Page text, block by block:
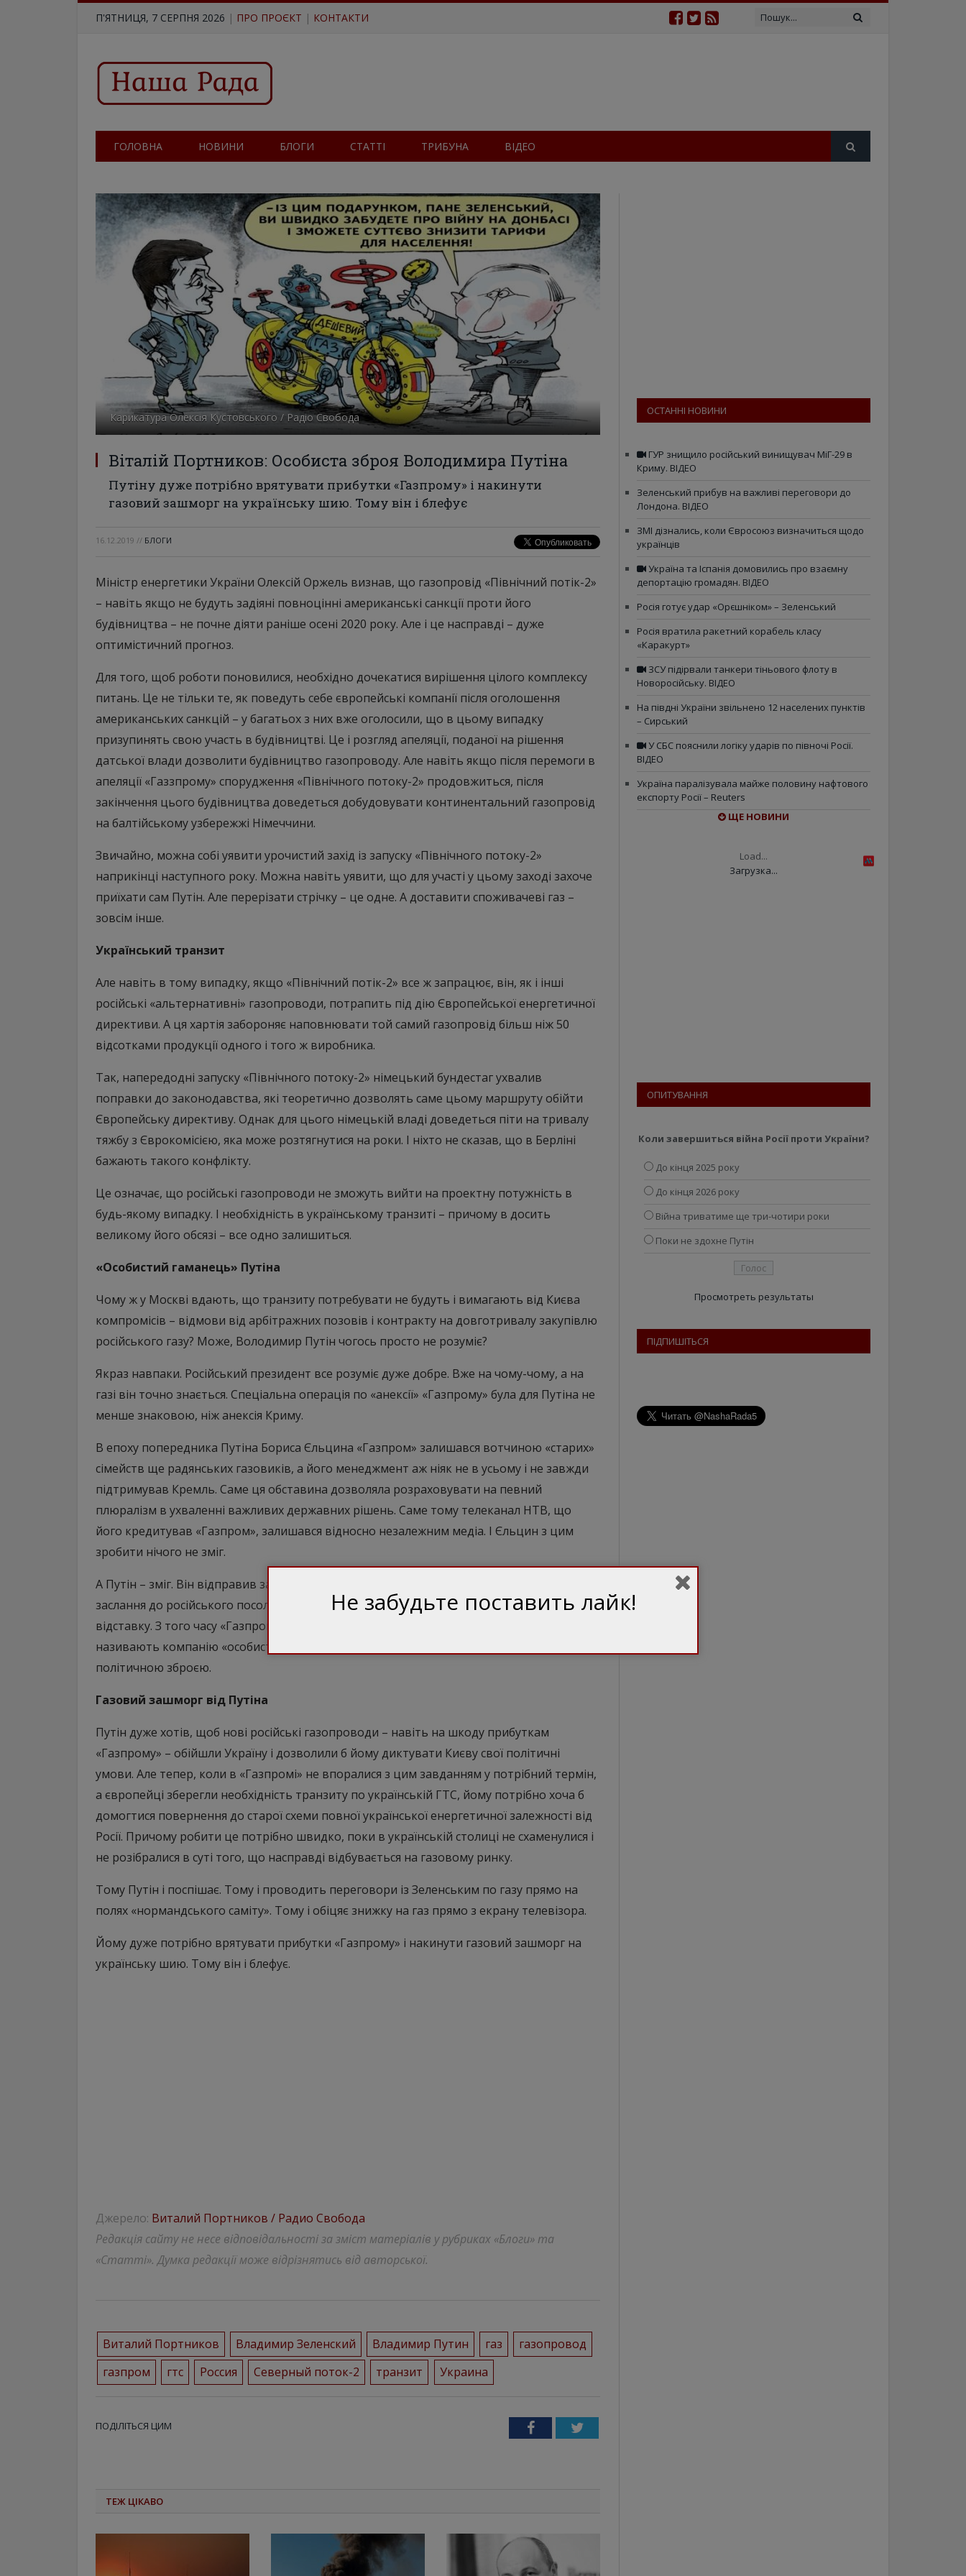
П'ЯТНИЦЯ, 7 СЕРПНЯ 2026 | ПРО ПРОЄКТ | КОНТАКТИ
ГОЛОВНА НОВИНИ БЛОГИ СТАТТІ ТРИБУНА ВІДЕО
Карикатура Олексія Кустовського / Радіо Свобода
Віталій Портников: Особиста зброя Володимира Путіна
Путіну дуже потрібно врятувати прибутки «Газпрому» і накинути
газовий зашморг на українську шию. Тому він і блефує
16.12.2019 // БЛОГИ
Міністр енергетики України Олексій Оржель визнав, що газопровід «Північний потік-2»
– навіть якщо не будуть задіяні повноцінні американські санкції проти його
будівництва – не почне діяти раніше осені 2020 року. Але і це насправді – дуже
оптимістичний прогноз.
Для того, щоб роботи поновилися, необхідно дочекатися вирішення цілого комплексу
питань. Це не тільки те, як поведуть себе європейські компанії після оголошення
американських санкцій – у багатьох з них вже оголосили, що в цьому випадку
призупинять свою участь в будівництві. Це і розгляд апеляції, поданої на рішення
датської влади дозволити будівництво газопроводу. Але навіть якщо після перемоги в
апеляції «Газзпрому» спорудження «Північного потоку-2» продовжиться, після
закінчення цього будівництва доведеться добудовувати континентальний газопровід
на балтійському узбережжі Німеччини.
Звичайно, можна собі уявити урочистий захід із запуску «Північного потоку-2»
наприкінці наступного року. Можна навіть уявити, що для участі у цьому заході захоче
приїхати сам Путін. Але перерізати стрічку – це одне. А доставити споживачеві газ –
зовсім інше.
Український транзит
Але навіть в тому випадку, якщо «Північний потік-2» все ж запрацює, він, як і інші
російські «альтернативні» газопроводи, потрапить під дію Європейської енергетичної
директиви. А ця хартія забороняє наповнювати той самий газопровід більш ніж 50
відсотками продукції одного і того ж виробника.
Так, напередодні запуску «Північного потоку-2» німецький бундестаг ухвалив
поправки до законодавства, які теоретично дозволять саме цьому маршруту обійти
Європейську директиву. Однак для цього німецькій владі доведеться піти на тривалу
тяжбу з Єврокомісією, яка може розтягнутися на роки. І ніхто не сказав, що в Берліні
бажають такого конфлікту.
Це означає, що російські газопроводи не зможуть вийти на проектну потужність в
будь-якому випадку. І необхідність в українському транзиті – причому в досить
великому його обсязі – все одно залишиться.
«Особистий гаманець» Путіна
Чому ж у Москві вдають, що транзиту потребувати не будуть і вимагають від Києва
компромісів – відмови від арбітражних позовів і контракту на довготривалу закупівлю
російського газу? Може, Володимир Путін чогось просто не розуміє?
Якраз навпаки. Російський президент все розуміє дуже добре. Вже на чому-чому, а на
газі він точно знається. Спеціальна операція по «анексії» «Газпрому» була для Путіна не
менше знаковою, ніж анексія Криму.
В епоху попередника Путіна Бориса Єльцина «Газпром» залишався вотчиною «старих»
сімейств ще радянських газовиків, а його менеджмент аж ніяк не в усьому і не завжди
підтримував Кремль. Саме ця обставина дозволяла розраховувати на певний
плюралізм в ухваленні важливих державних рішень. Саме тому телеканал НТВ, що
його кредитував «Газпром», залишався відносно незалежним медіа. І Єльцин з цим
зробити нічого не зміг.
А Путін – зміг. Він відправив засновника «Газпрому» Віктора Черномирдіна у почесне
заслання до російського посольства в Києві, а голову холдингу Рема Вяхірєва – у
відставку. З того часу «Газпромом» керують найближчі соратники Путіна, а спостерігачі
називають компанію «особистим гаманцем» російського президента. І його власною
політичною зброєю.
Газовий зашморг від Путіна
Путін дуже хотів, щоб нові російські газопроводи – навіть на шкоду прибуткам
«Газпрому» – обійшли Україну і дозволили б йому диктувати Києву свої політичні
умови. Але тепер, коли в «Газпромі» не впоралися з цим завданням у потрібний термін,
а європейці зберегли необхідність транзиту по українській ГТС, йому потрібно хоча б
домогтися повернення до старої схеми повної української енергетичної залежності від
Росії. Причому робити це потрібно швидко, поки в українській столиці не схаменулися і
не розібралися в суті того, що насправді відбувається на газовому ринку.
Тому Путін і поспішає. Тому і проводить переговори із Зеленським по газу прямо на
полях «нормандського саміту». Тому і обіцяє знижку на газ прямо з екрану телевізора.
Йому дуже потрібно врятувати прибутки «Газпрому» і накинути газовий зашморг на
українську шию. Тому він і блефує.
Джерело: Виталий Портников / Радио Свобода
Редакція сайту не несе відповідальності за зміст матеріалів у рубриках «Блоги» та
«Статті». Думка редакції може відрізнятись від авторської.
Виталий Портников Владимир Зеленский Владимир Путин газ
газопровод
газпром
гтс Россия Северный поток-2 транзит Украина
ПОДІЛІТЬСЯ ЦИМ FacebookTwitter
ТЕЖ ЦІКАВО
ОСТАННІ НОВИНИ
ГУР знищило російський винищувач МіГ-29 в
Криму. ВІДЕО
Зеленський прибув на важливі переговори до
Лондона. ВІДЕО
ЗМІ дізнались, коли Євросоюз визначиться щодо
українців
Україна та Іспанія домовились про взаємну
депортацію громадян. ВІДЕО
Росія готує удар «Орєшніком» – Зеленський
Росія вратила ракетний корабель класу
«Каракурт»
ЗСУ підірвали танкери тіньового флоту в
Новоросійську. ВІДЕО
На півдні України звільнено 12 населених пунктів
– Сирський
У СБС пояснили логіку ударів по півночі Росії.
ВІДЕО
Україна паралізувала майже половину нафтового
експорту Росії – Reuters
ЩЕ НОВИНИ
Load...
Загрузка...
ОПИТУВАННЯ
Коли завершиться війна Росії проти України?
До кінця 2025 року
До кінця 2026 року
Війна триватиме ще три-чотири роки
Поки не здохне Путін
Просмотреть результаты
ПІДПИШІТЬСЯ
Не забудьте поставить лайк!